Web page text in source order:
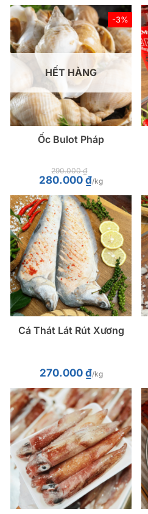
300.000 ₫.
là:
280.000 ₫.
-3%
HẾT HÀNG
Ốc Bulot Pháp
290.000₫
Giá
gốc
290.000 ₫.
280.000 ₫Giá
hiện
là:
280.000 ₫.
/kg
Cá Thát Lát Rút Xương
270.000 ₫/kg